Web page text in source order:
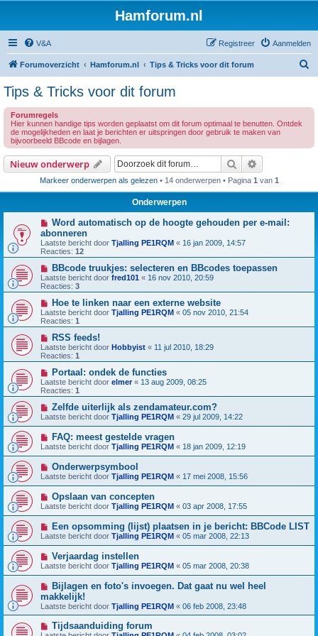
Hamforum.nl
V&A Aanmelden
Registreer
Forumoverzicht Hamforum.nl Tips & Tricks voor dit forum
Tips & Tricks voor dit forum
Forumregels
Hier kunnen handige tips worden geplaatst om dit forum optimaal te benutten. Ontdek
de mogelijkheden en laat je berichten er uitspringen door gebruik te maken van
bijvoorbeeld BBcode en bijlagen.
Nieuw onderwerp Zoek
Markeer onderwerpen als gelezen• 14 onderwerpen • Pagina 1 van 1
Onderwerpen
Word automatisch op de hoogte gehouden per e-mail:
abonneren
Laatste bericht door Tjalling PE1RQM « 16 jan 2009, 14:57
Reacties: 12
BBcode truukjes: selecteren en BBcodes toepassen
Laatste bericht door fred101 « 16 nov 2010, 20:59
Reacties: 3
Hoe te linken naar een externe website
Laatste bericht door Tjalling PE1RQM « 05 nov 2010, 21:54
Reacties: 1
RSS feeds!
Laatste bericht door Hobbyist « 11 jul 2010, 18:29
Reacties: 1
Portaal: ondek de functies
Laatste bericht door elmer« 13 aug 2009, 08:25
Reacties: 1
Zelfde uiterlijk als zendamateur.com?
Laatste bericht door Tjalling PE1RQM « 29 jul 2009, 14:22
FAQ: meest gestelde vragen
Laatste bericht door Tjalling PE1RQM « 18 jan 2009, 12:19
Onderwerpsymbool
Laatste bericht door Tjalling PE1RQM « 17 mei 2008, 15:56
Opslaan van concepten
Laatste bericht door Tjalling PE1RQM « 03 apr 2008, 17:55
Een opsomming (lijst) plaatsen in je bericht: BBCode LIST
Laatste bericht door Tjalling PE1RQM « 05 mar 2008, 22:13
Verjaardag instellen
Laatste bericht door Tjalling PE1RQM « 05 mar 2008, 20:38
Bijlagen en foto's invoegen. Dat gaat nu wel heel
makkelijk!
Laatste bericht door Tjalling PE1RQM « 06 feb 2008, 23:48
Tijdsaanduiding forum